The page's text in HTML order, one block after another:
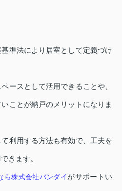
準法により居室として定義づけ
ースとして活用できることや、
ことが納戸のメリットになりま
利用する方法も有効で、工夫を
きます。
ら株式会社バンダイがサポートい